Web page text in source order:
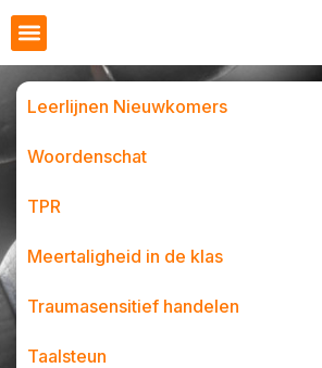
Leerlijnen Nieuwkomers
Woordenschat
TPR
Meertaligheid in de klas
Traumasensitief handelen
Taalsteun